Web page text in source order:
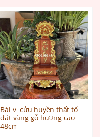
Bài vị cửu huyền thất tổ
dát vàng gỗ hương cao
48cm